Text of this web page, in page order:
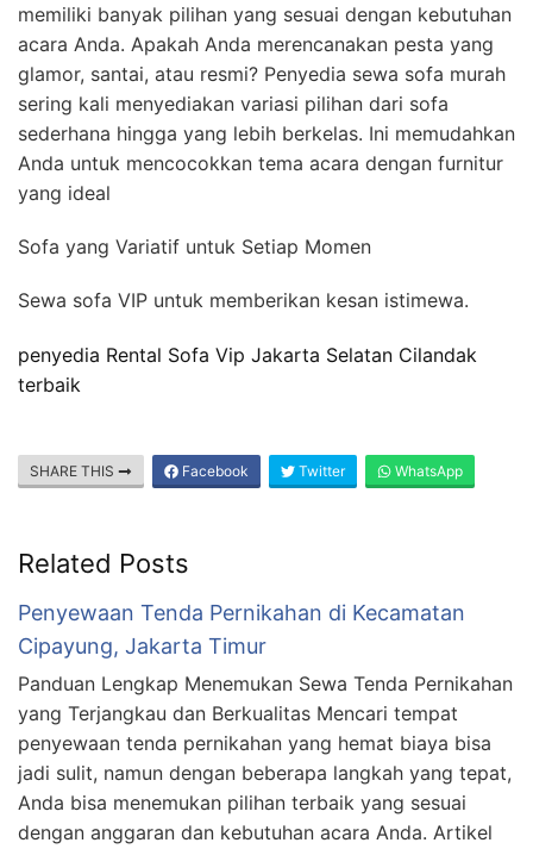
memiliki banyak pilihan yang sesuai dengan kebutuhan
acara Anda. Apakah Anda merencanakan pesta yang
glamor, santai, atau resmi? Penyedia sewa sofa murah
sering kali menyediakan variasi pilihan dari sofa
sederhana hingga yang lebih berkelas. Ini memudahkan
Anda untuk mencocokkan tema acara dengan furnitur
yang ideal
Sofa yang Variatif untuk Setiap Momen
Sewa sofa VIP untuk memberikan kesan istimewa.
penyedia Rental Sofa Vip Jakarta Selatan Cilandak
terbaik
SHARE THIS Facebook Twitter WhatsApp
Related Posts
Penyewaan Tenda Pernikahan di Kecamatan
Cipayung, Jakarta Timur
Panduan Lengkap Menemukan Sewa Tenda Pernikahan
yang Terjangkau dan Berkualitas Mencari tempat
penyewaan tenda pernikahan yang hemat biaya bisa
jadi sulit, namun dengan beberapa langkah yang tepat,
Anda bisa menemukan pilihan terbaik yang sesuai
dengan anggaran dan kebutuhan acara Anda. Artikel